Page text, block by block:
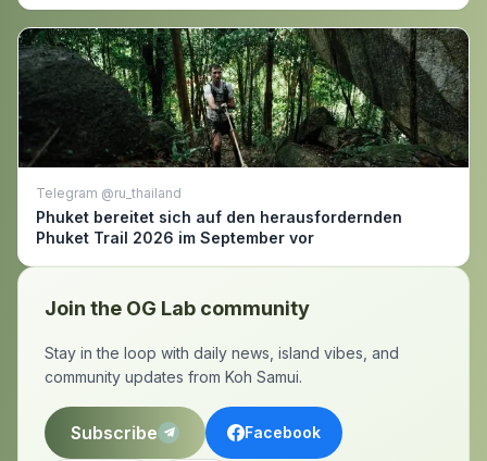
Telegram @ru_thailand
Phuket bereitet sich auf den herausfordernden
Phuket Trail 2026 im September vor
Join the OG Lab community
Stay in the loop with daily news, island vibes, and
community updates from Koh Samui.
Subscribe Facebook